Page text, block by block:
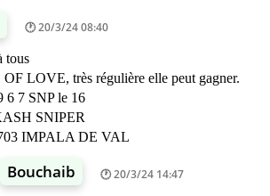
20/3/24 08:40
tous
LOVE, très régulière elle peut gagner.
6 7 SNP le 16
SNIPER
IMPALA DE VAL
Bouchaib 20/3/24 14:47